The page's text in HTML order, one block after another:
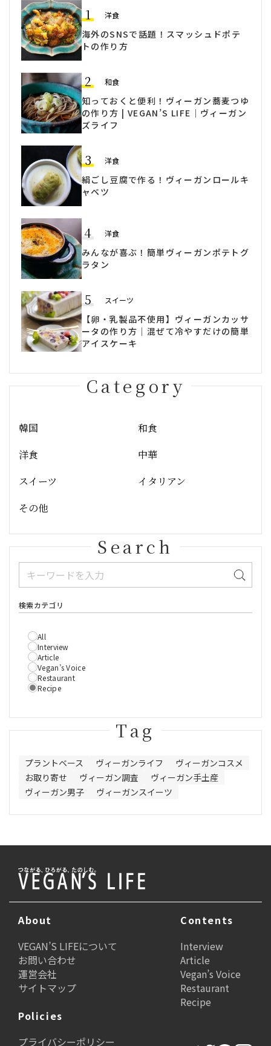
1 洋食
海外のSNSで話題！スマッシュドポテ
トの作り方
2 和食
知っておくと便利！ヴィーガン蕎麦つゆ
の作り方 | VEGAN’S LIFE｜ヴィーガン
ズライフ
3 洋食
絹ごし豆腐で作る！ヴィーガンロールキ
ャベツ
4 洋食
みんなが喜ぶ！簡単ヴィーガンポテトグ
ラタン
5 スイーツ
【卵・乳製品不使用】ヴィーガンカッサ
ータの作り方｜混ぜて冷やすだけの簡単
アイスケーキ
Category
韓国
和食
洋食
中華
スイーツ
イタリアン
その他
Search
検索カテゴリ
All
Interview
Article
Vegan’s Voice
Restaurant
Recipe
Tag
プラントベース ヴィーガンライフ
ヴィーガンコスメ
お取り寄せ
ヴィーガン調査
ヴィーガン手土産
ヴィーガン男子
ヴィーガンスイーツ
About
VEGAN’S LIFEについて
お問い合わせ
運営会社
サイトマップ
Contents
Interview
Article
Vegan’s Voice
Restaurant
Recipe
Policies
プライバシーポリシー